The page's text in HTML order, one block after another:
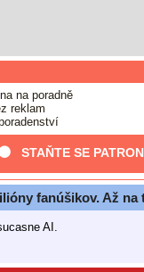
na poradně
reklam
STAŇTE SE
fanúšikov. Až na
AI.